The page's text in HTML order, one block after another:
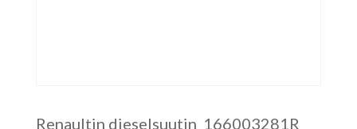
Renaultin dieselsuutin 166003281R